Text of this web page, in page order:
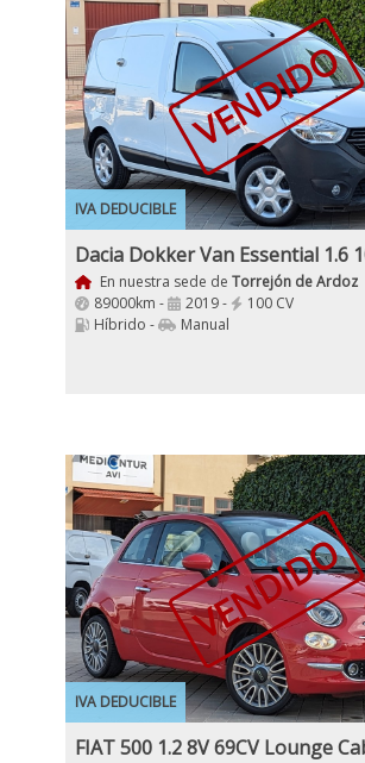
IVA DEDUCIBLE
VENDIDO
En nuestra sede de Torrejón de Ardoz
89000km -
2019 -
100 CV
Híbrido -
Manual
IVA DEDUCIBLE
VENDIDO